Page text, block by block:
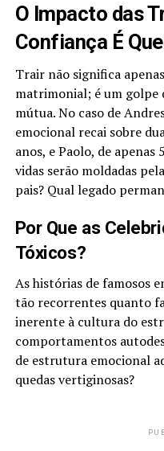
O Impacto das
Confiança É
Trair não significa
matrimonial; é um golpe
mútua. No caso de
emocional recai sobre
anos, e Paolo, de apenas
vidas serão moldadas
pais? Qual legado
Por Que as
Tóxicos?
As histórias de famosos
tão recorrentes quanto
inerente à cultura do
comportamentos
de estrutura emocional
quedas vertiginosas?